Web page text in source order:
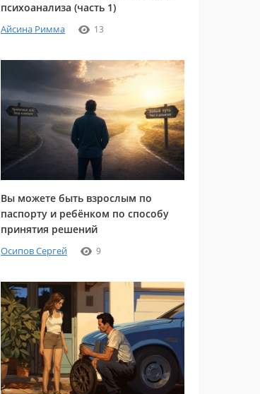
психоанализа (часть 1)
Айсина Римма 13
Вы можете быть взрослым по
паспорту и ребёнком по способу
принятия решений
Осипов Сергей 9